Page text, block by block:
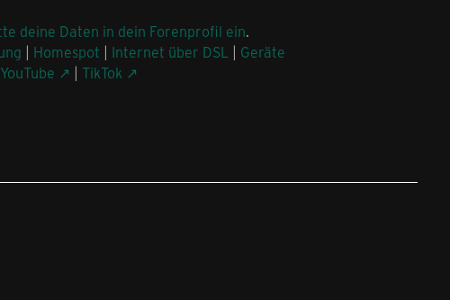
deine Daten in dein Forenprofil ein.
| Homespot | Internet über DSL | Geräte
YouTube | TikTok